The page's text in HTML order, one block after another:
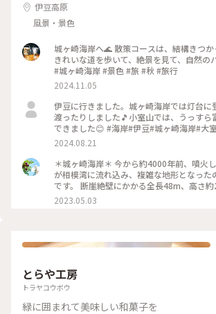
伊豆高原
風景・景色
城ヶ崎海岸へ🌊 散策コースは、結構きつ
きれいな道を歩いて、絶景を見て、自然の
#城ヶ崎海岸 #景色 #旅 #秋 #旅行
2024.11.05
伊豆に行きました。城ヶ崎海岸では灯台に
渡ったりしました🎵小室山では、うっすら
できました😊 #海岸#伊豆#城ヶ崎海岸#大
つり橋#静岡#ことりっぷ旅2024
2024.08.21
＊城ヶ崎海岸＊ 今から約4000年前、噴火
が相模湾に流れ込み、複雑な地形となった
です。 断崖絶壁にかかる全長48m、高さ
の「門脇吊り橋」。 以前行った時よりは怖
やはり海を見下ろすと足がすくみ、ぞわぞ
な住宅街を散策し、帰りは遊歩道を抜け、
こっち見ててくれて笑っちゃいました☺️ で
木をかじって枯らしてしまったり、電線を
たりと地元では問題になっている様です。
#ことりっぷ静岡 #伊豆 #城ヶ崎
2023.05.03
とらや工房
トラヤコウボウ
緑に囲まれて美味しい和菓子を